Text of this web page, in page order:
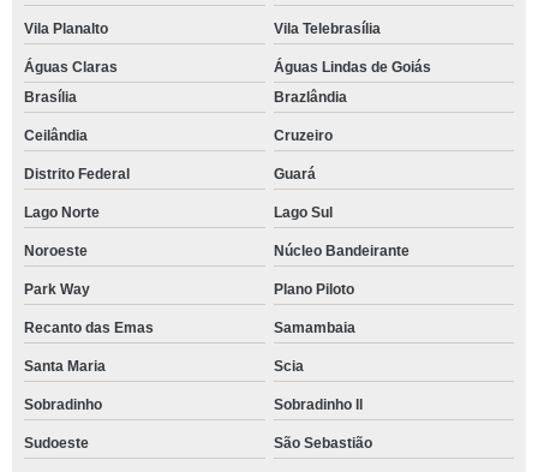
Vila Planalto Vila Telebrasília
Águas Claras
Águas Lindas de Goiás
Brasília
Brazlândia
Ceilândia Cruzeiro
Distrito Federal Guará
Lago Norte Lago Sul
Noroeste Núcleo Bandeirante
Park Way Plano Piloto
Recanto das Emas Samambaia
Santa Maria Scia
Sobradinho Sobradinho ll
Sudoeste São Sebastião